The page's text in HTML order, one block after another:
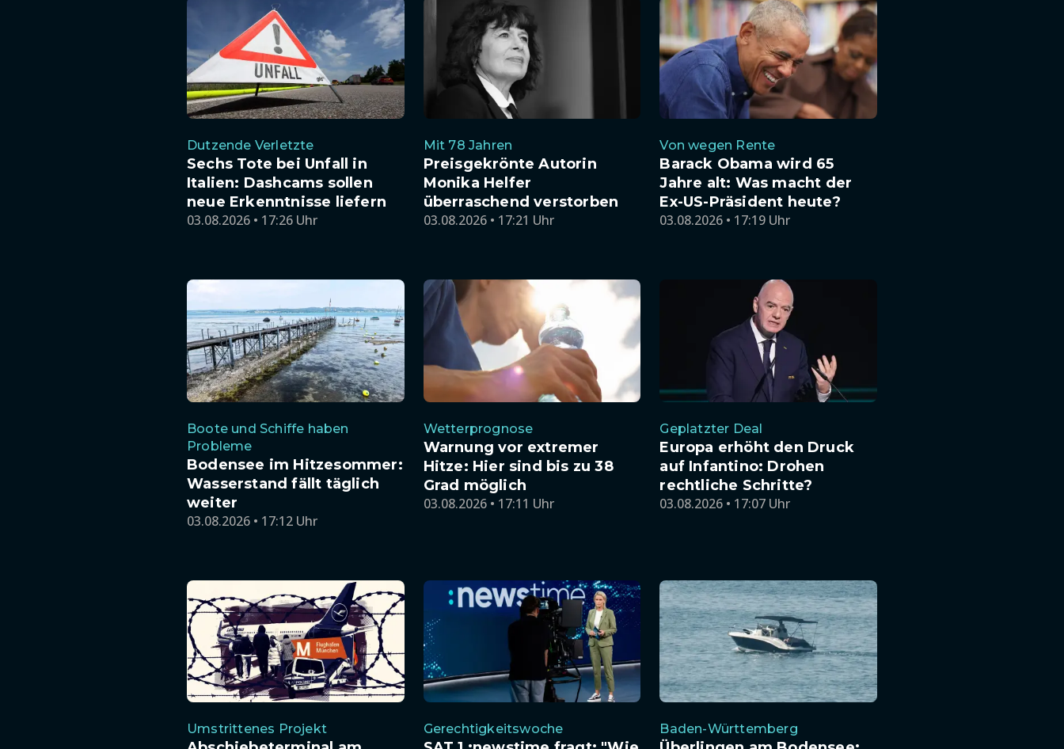
Dutzende Verletzte
Sechs Tote bei Unfall in
Italien: Dashcams sollen
neue Erkenntnisse liefern
03.08.2026 • 17:26 Uhr
Mit 78 Jahren
Preisgekrönte Autorin
Monika Helfer
überraschend verstorben
03.08.2026 • 17:21 Uhr
Von wegen Rente
Barack Obama wird 65
Jahre alt: Was macht der
Ex-US-Präsident heute?
03.08.2026 • 17:19 Uhr
Boote und Schiffe haben
Probleme
Bodensee im Hitzesommer:
Wasserstand fällt täglich
weiter
03.08.2026 • 17:12 Uhr
Wetterprognose
Warnung vor extremer
Hitze: Hier sind bis zu 38
Grad möglich
03.08.2026 • 17:11 Uhr
Geplatzter Deal
Europa erhöht den Druck
auf Infantino: Drohen
rechtliche Schritte?
03.08.2026 • 17:07 Uhr
Umstrittenes Projekt Gerechtigkeitswoche Baden-Württemberg